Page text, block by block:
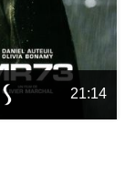
21:14